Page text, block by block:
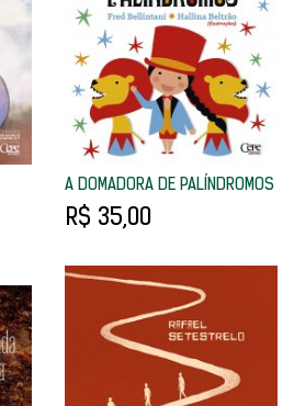
A DOMADORA DE PALÍNDROMOS
R$ 35,00